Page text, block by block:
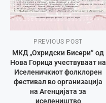
PREVIOUS POST
МКД „Охридски Бисери” од
Нова Горица учествуваат на
Иселеничкиот фолклорен
фестивал во организација
на Агенцијата за
иселеништво